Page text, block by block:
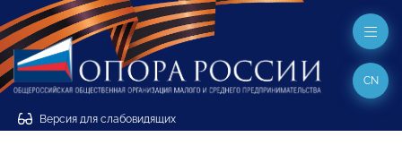
Версия для слабовидящих
CN